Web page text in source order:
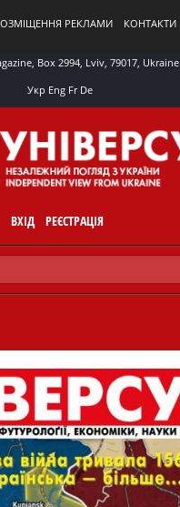
РЕКЛАМИ КОНТАКТИ
Box 2994, Lviv, 79017, Ukraine
Укр Eng Fr De
ВХІД РЕЄСТРАЦІЯ